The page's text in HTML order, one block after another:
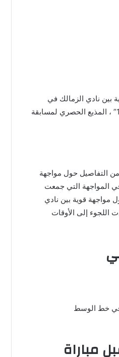
بين نادي الزمالك في
الدوري المصري الممتاز الموسم الحالي 2022-2023. من خلال “أون تايم سبورت 1” ، المذيع الحصري لمسابقة
على الوكيل 3/2. تعرف على مزيد من التفاصيل حول مواجهة
الزمالك في الدوري المصري الممتاز الموسم الحالي 2022-2023. في المواجهة التي جمعت
التفاصيل حول مواجهة قوية بين نادي
2022-2023. في مباراة شهدت اللجوء إلى الأوقات
في خط الوسط
مباراة